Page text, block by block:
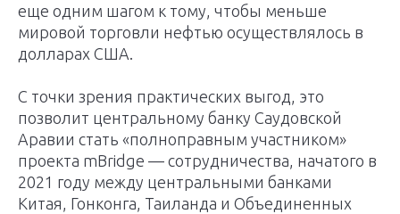
еще одним шагом к тому, чтобы меньше
мировой торговли нефтью осуществлялось в
долларах США.
С точки зрения практических выгод, это
позволит центральному банку Саудовской
Аравии стать «полноправным участником»
проекта mBridge — сотрудничества, начатого в
2021 году между центральными банками
Китая, Гонконга, Таиланда и Объединенных